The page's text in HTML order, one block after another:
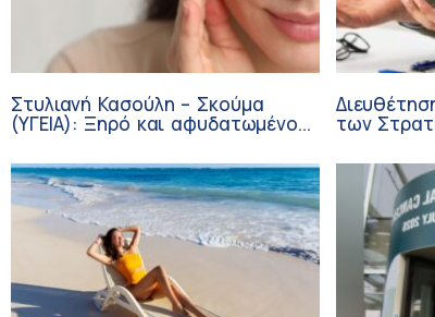
Στυλιανή Κασούλη – Σκούμα
(ΥΓΕΙΑ): Ξηρό και αφυδατωμένο των